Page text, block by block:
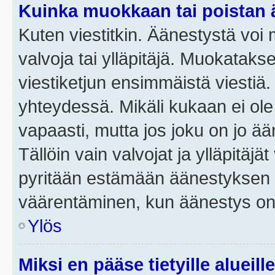
Kuinka muokkaan tai poistan
Kuten viestitkin. Äänestystä voi
valvoja tai ylläpitäjä.
viestiketjun ensimmäistä
yhteydessä. Mikäli kukaan ei
vapaasti, mutta jos joku on jo
Tällöin vain valvojat ja
pyritään estämään
väärentäminen, kun äänestys
Ylös
Miksi en pääse tietyille